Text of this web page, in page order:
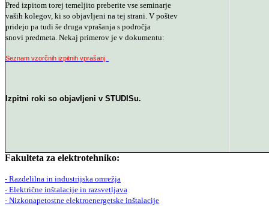
Pred izpitom torej temeljito preberite vse seminarje
vaših kolegov, ki so objavljeni na tej strani. V poštev
pridejo pa tudi še druga vprašanja s področja
snovi predmeta. Nekaj primerov je v dokumentu:
Seznam vzorčnih izpitnih vprašanj
Izpitni roki so objavljeni v STUDISu.
Fakulteta za elektrotehniko:
- Razdelilna in industrijska omrežja
- Električne inštalacije in razsvetljava
- Nizkonapetostne elektroenergetske inštalacije